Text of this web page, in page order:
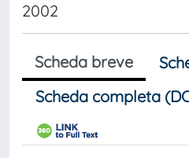
2002
Scheda breve
Scheda completa